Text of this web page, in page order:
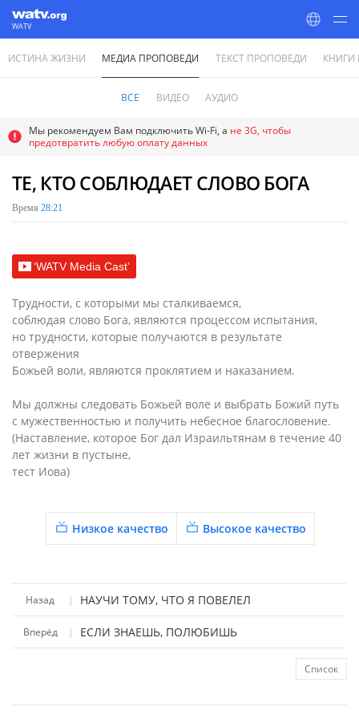
WATV
World Mission Society Church of God
ИСТИНА ЖИЗНИ МЕДИА ПРОПОВЕДИ ТЕКСТ ПРОПОВЕДИ
ВСЕ ВИДЕО АУДИО
Мы рекомендуем Вам подключить Wi-Fi, а не 3G, чтобы
предотвратить любую оплату данных
ТЕ, КТО СОБЛЮДАЕТ СЛОВО БОГА
Время 28:21
‘WATV Media Cast’
Трудности, с которыми мы сталкиваемся,
соблюдая слово Бога, являются процессом испытания,
но трудности, которые получаются в результате
отвержения
Божьей воли, являются проклятием и наказанием.
Мы должны следовать Божьей воле и выбрать Божий путь
с мужественностью и получить небесное благословение.
(Наставление, которое Бог дал Израильтянам в течение 40
лет жизни в пустыне,
тест Иова)
Низкое качество Высокое качество
Назад | НАУЧИ ТОМУ, ЧТО Я ПОВЕЛЕЛ
Вперёд | ЕСЛИ ЗНАЕШЬ, ПОЛЮБИШЬ
Список